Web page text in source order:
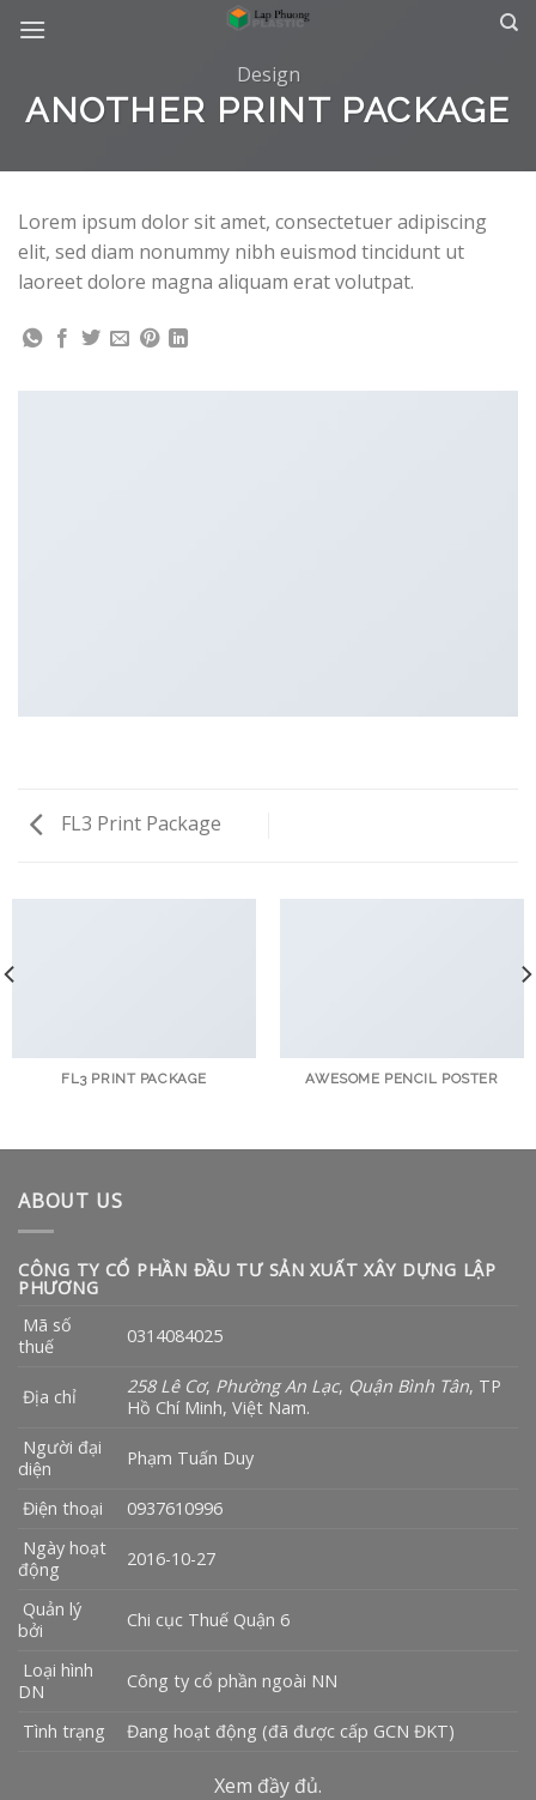
Design
ANOTHER PRINT PACKAGE
Lorem ipsum dolor sit amet, consectetuer adipiscing
elit, sed diam nonummy nibh euismod tincidunt ut
laoreet dolore magna aliquam erat volutpat.
FL3 Print Package
FL3 PRINT PACKAGE AWESOME PENCIL POSTER
ABOUT US
CÔNG TY CỔ PHẦN ĐẦU TƯ SẢN XUẤT XÂY DỰNG LẬP
PHƯƠNG
Mã số
thuế
0314084025
Địa chỉ 258 Lê Cơ, Phường An Lạc, Quận Bình Tân, TP
Hồ Chí Minh, Việt Nam.
Người đại
diện
Phạm Tuấn Duy
Điện thoại
0937610996
Ngày hoạt
động
2016-10-27
Quản lý
bởi
Chi cục Thuế Quận 6
Loại hình
DN
Công ty cổ phần ngoài NN
Tình trạng Đang hoạt động (đã được cấp GCN ĐKT)
Xem đầy đủ.